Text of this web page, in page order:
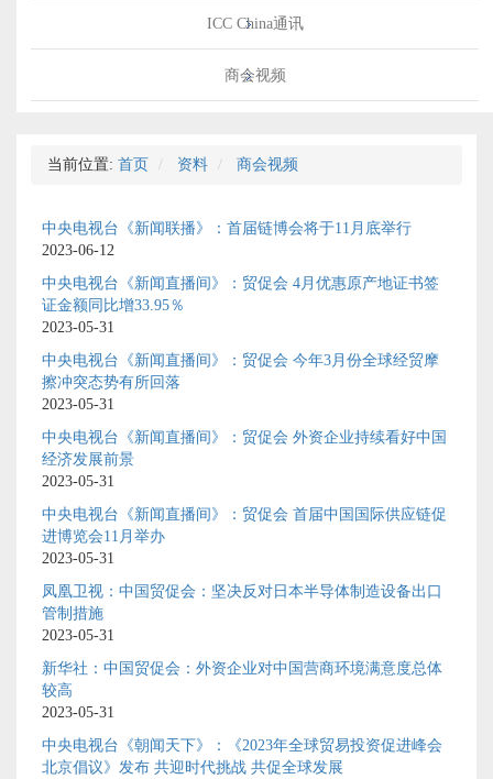
ICC China通讯
商会视频
当前位置: 首页 资料 商会视频
中央电视台《新闻联播》：首届链博会将于11月底举行
2023-06-12
中央电视台《新闻直播间》：贸促会 4月优惠原产地证书签
证金额同比增33.95％
2023-05-31
中央电视台《新闻直播间》：贸促会 今年3月份全球经贸摩
擦冲突态势有所回落
2023-05-31
中央电视台《新闻直播间》：贸促会 外资企业持续看好中国
经济发展前景
2023-05-31
中央电视台《新闻直播间》：贸促会 首届中国国际供应链促
进博览会11月举办
2023-05-31
凤凰卫视：中国贸促会：坚决反对日本半导体制造设备出口
管制措施
2023-05-31
新华社：中国贸促会：外资企业对中国营商环境满意度总体
较高
2023-05-31
中央电视台《朝闻天下》：《2023年全球贸易投资促进峰会
北京倡议》发布 共迎时代挑战 共促全球发展